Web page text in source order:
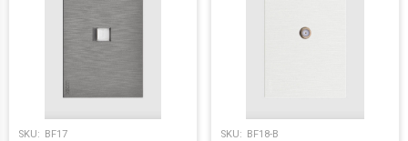
SKU: BF17 SKU: BF18-B